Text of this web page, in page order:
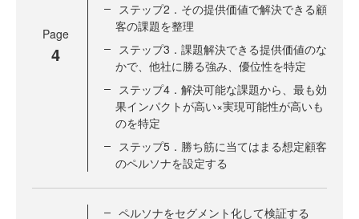
Page
4
ステップ2．その提供価値で解決できる顧
客の課題を整理
ステップ3．課題解決できる提供価値のな
かで、他社に勝る強み、優位性を特定
ステップ4．解決可能な課題から、最も効
果インパクトが高い×実現可能性が高いも
のを特定
ステップ5．勝ち筋に当てはまる想定顧客
のペルソナを設定する
ペルソナをセグメント化して検証する